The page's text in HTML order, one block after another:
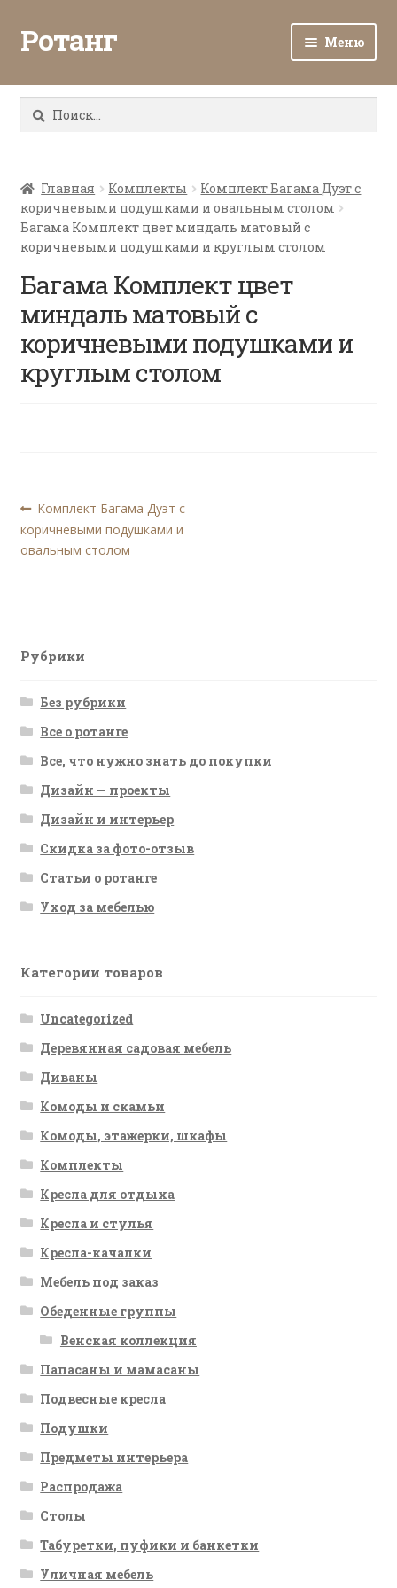
Ротанг Меню
Каталог
Все о ротанге
Контакты
Найти:
Главная Комплекты
Комплект Багама Дуэт с
коричневыми подушками и овальным столом
Багама Комплект цвет миндаль матовый с
коричневыми подушками и круглым столом
Багама Комплект цвет
миндаль матовый с
коричневыми подушками и
круглым столом
Навигация
по
Предыдущая
запись:
Комплект Багама Дуэт с
коричневыми подушками и
овальным столом
Рубрики
Без рубрики
Все о ротанге
Все, что нужно знать до покупки
Дизайн — проекты
Дизайн и интерьер
Скидка за фото-отзыв
Статьи о ротанге
Уход за мебелью
Категории товаров
Uncategorized
Деревянная садовая мебель
Диваны
Комоды и скамьи
Комоды, этажерки, шкафы
Комплекты
Кресла для отдыха
Кресла и стулья
Кресла-качалки
Мебель под заказ
Обеденные группы
Венская коллекция
Папасаны и мамасаны
Подвесные кресла
Подушки
Предметы интерьера
Распродажа
Столы
Табуретки, пуфики и банкетки
Уличная мебель